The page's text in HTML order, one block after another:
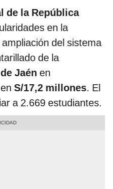
de la República
en la
del sistema
de la
Jaén en
S/17,2 millones. El
a 2.669 estudiantes.